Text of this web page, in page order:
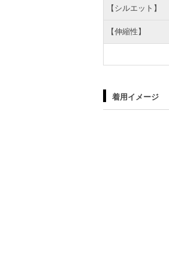
【シルエット】
【伸縮性】
着用イメージ